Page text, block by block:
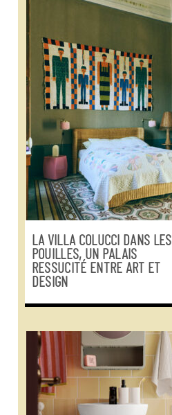
LA VILLA COLUCCI DANS LES
POUILLES, UN PALAIS
RESSUCITÉ ENTRE ART ET
DESIGN